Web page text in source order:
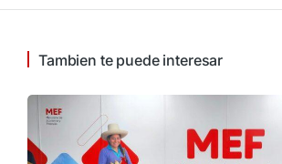
Tambien te puede interesar